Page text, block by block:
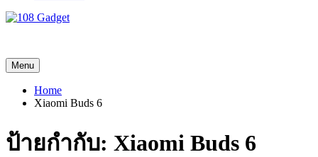
Menu
Home
Xiaomi Buds 6
ป้ายกำกับ: Xiaomi Buds 6